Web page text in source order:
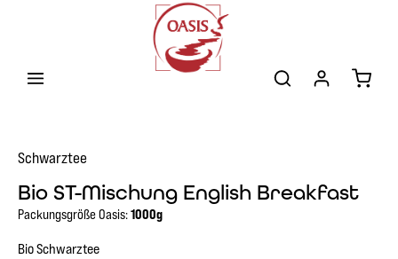
Schwarztee
Bio ST-Mischung English Breakfast
Packungsgröße Oasis:1000g
Bio Schwarztee